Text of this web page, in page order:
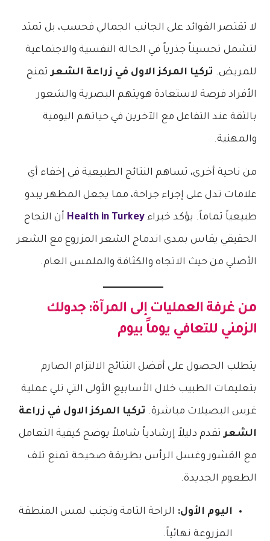
لا تقتصر الفوائد على الجانب الجمالي فحسب، بل تمتد
لتشمل تحسيناً جذرياً في الحالة النفسية والاجتماعية
للمريض. تركيا المركز الاول في زراعة الشعرتمنح
الأفراد فرصة لاستعادة هويتهم البصرية والشعور
بالثقة عند التفاعل مع الآخرين في حياتهم اليومية
والمهنية.
من ناحية أخرى، تساهم النتائج الطبيعية في إخفاء أي
علامات تدل على إجراء جراحة، مما يجعل المظهر يبدو
طبيعياً تماماً. يؤكد خبراءHealth in Turkey أن النجاح
الحقيقي يقاس بمدى اندماج الشعر المزروع مع الشعر
الأصلي من حيث الاتجاه والكثافة والملمس العام.
من غرفة العمليات إلى المرآة: جدولك
الزمني للتعافي يوماً بيوم
يتطلب الحصول على أفضل النتائج الالتزام الصارم
بتعليمات الطبيب خلال الأسابيع الأولى التي تلي عملية
غرس البصيلات مباشرة. تركيا المركز الاول في زراعة
الشعرتقدم دليلاً إرشادياً شاملاً يوضح كيفية التعامل
مع القشور وغسل الرأس بطريقة صحيحة تمنع تلف
الطعوم الجديدة.
اليوم الأول: الراحة التامة وتجنب لمس المنطقة
المزروعة نهائياً.